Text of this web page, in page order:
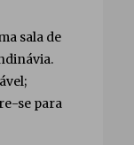
sala de
se para